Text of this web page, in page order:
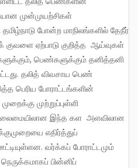
முன்முயற்சிகள்
போன்ற மாநிலங்களில் தேநீர்
ஏற்பாடு குறித்த ஆய்வுகள்
பெண்களுக்கும் தனித்தனி
தலித் விவசாய பெண்
பெரிய போராட்டங்களின்
முற்றுப்புள்ளி
இந்த கள அளவிலான
எதிர்த்துப்
வர்க்கப் போராட்டமும்
பின்னிப்